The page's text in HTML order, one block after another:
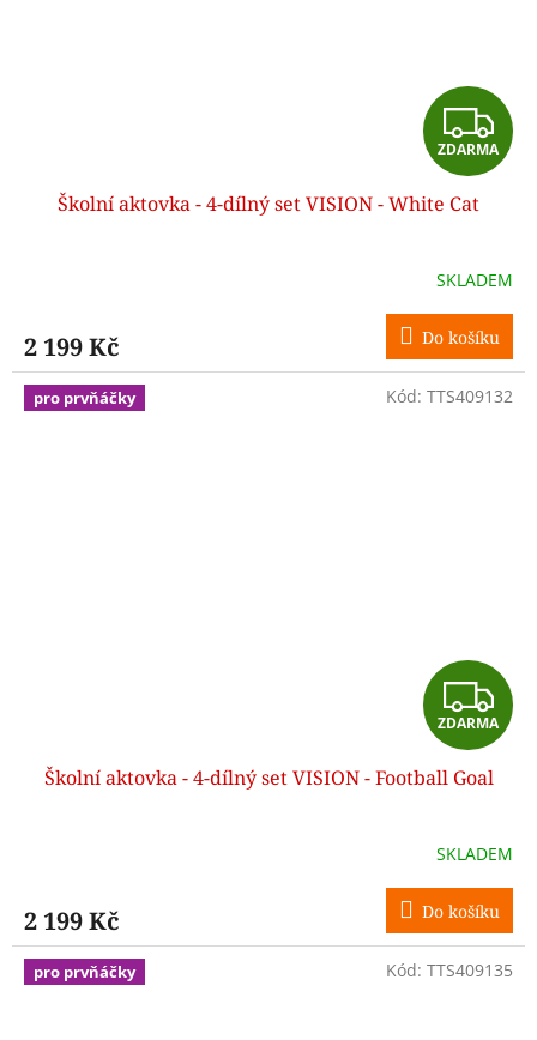
Z
D
R
M
A
ZDARMA
Školní aktovka - 4-dílný set VISION - White Cat
SKLADEM
2 199 Kč Do košíku
pro prvňáčky
Z
D
A
R
M
A
ZDARMA
Školní aktovka - 4-dílný set VISION - Football Goal
SKLADEM
2 199 Kč Do košíku
Kód: TTS409132
pro prvňáčky Kód: TTS409135